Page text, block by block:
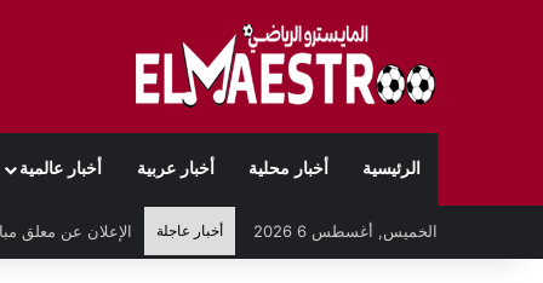
الرئيسية أخبار محلية أخبار عربية أخبار عالمية
الخميس, أغسطس 6 2026 أخبار عاجلة